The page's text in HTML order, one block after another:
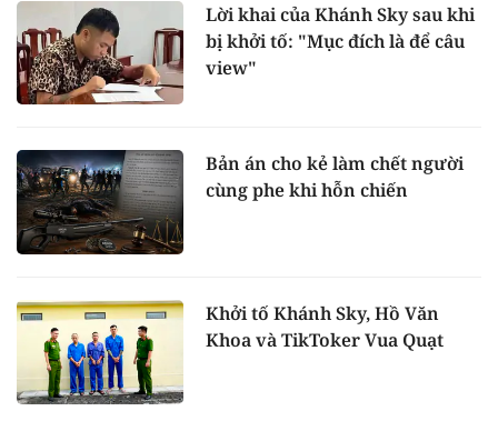
Lời khai của Khánh Sky sau khi
bị khởi tố: "Mục đích là để câu
view"
Bản án cho kẻ làm chết người
cùng phe khi hỗn chiến
Khởi tố Khánh Sky, Hồ Văn
Khoa và TikToker Vua Quạt